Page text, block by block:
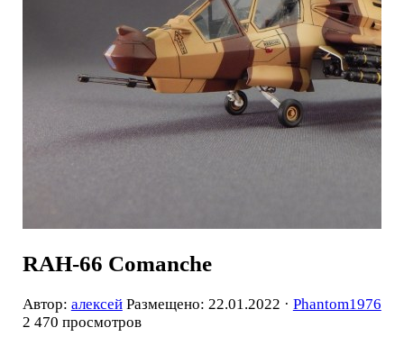
RAH-66 Comanche
Автор: алексей Размещено: 22.01.2022 · Phantom1976
2 470 просмотров